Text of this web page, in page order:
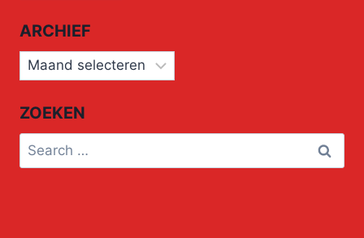
ARCHIEF
Archief
ZOEKEN
Search
for: